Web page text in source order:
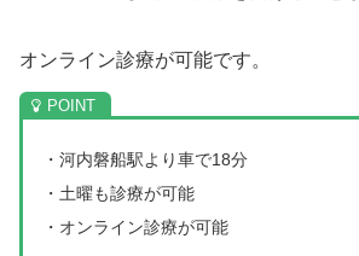
オンライン診療が可能です。
・河内磐船駅より車で18分
・土曜も診療が可能
・オンライン診療が可能